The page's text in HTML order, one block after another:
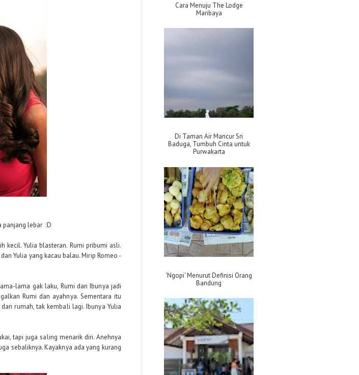
panjang lebar :D
kecil. Yulia blasteran. Rumi pribumi asli.
Yulia yang kacau balau. Mirip Romeo -
lama gak laku, Rumi dan Ibunya jadi
Rumi dan ayahnya. Sementara itu
rumah, tak kembali lagi. Ibunya Yulia
tapi juga saling menarik diri. Anehnya
sebaliknya. Kayaknya ada yang kurang
Cara Menuju The Lodge
Maribaya
Di Taman Air Mancur Sri
Baduga, Tumbuh Cinta untuk
Purwakarta
'Ngopi' Menurut Definisi Orang
Bandung